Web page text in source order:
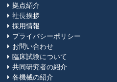
拠点紹介
社長挨拶
採用情報
プライバシーポリシー
お問い合わせ
臨床試験について
共同研究者の紹介
各機械の紹介